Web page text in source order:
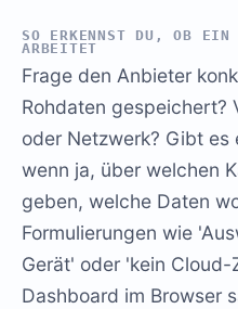
SO ERKENNST DU, OB EIN
ARBEITET
Frage den Anbieter
Rohdaten gespeichert?
oder Netzwerk? Gibt es
wenn ja, über welchen
geben, welche Daten
Formulierungen wie
Gerät' oder 'kein Cloud-
Dashboard im Browser